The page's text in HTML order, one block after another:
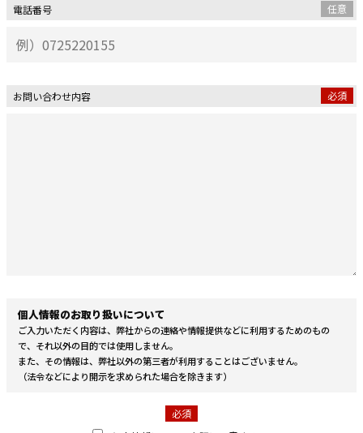
電話番号 任意
お問い合わせ内容 必須
個人情報のお取り扱いについて
ご入力いただく内容は、弊社からの連絡や情報提供などに利用するためのもの
で、それ以外の目的では使用しません。
また、その情報は、弊社以外の第三者が利用することはございません。
（法令などにより開示を求められた場合を除きます）
必須